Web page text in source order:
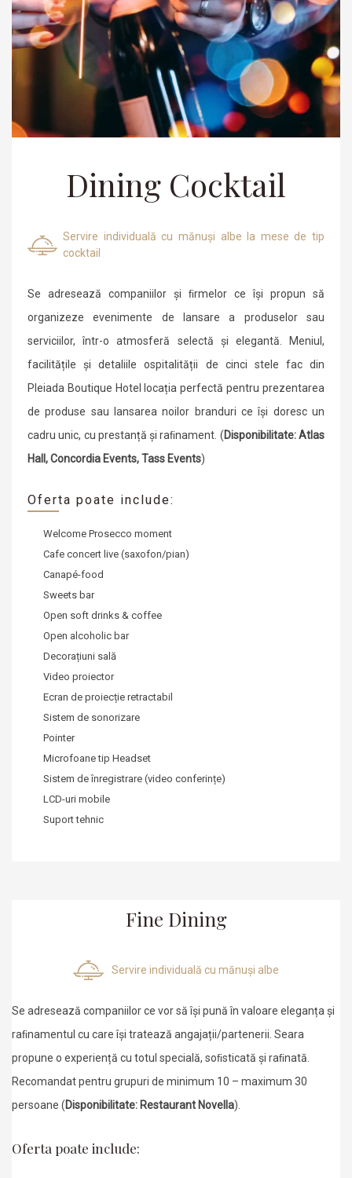
Dining Cocktail
Servire individuală cu mănuși albe la mese de tip
cocktail
Se adresează companiilor și ﬁrmelor ce își propun să
organizeze evenimente de lansare a produselor sau
serviciilor, într-o atmosferă selectă și elegantă. Meniul,
facilitățile și detaliile ospitalității de cinci stele fac din
Pleiada Boutique Hotel locația perfectă pentru prezentarea
de produse sau lansarea noilor branduri ce își doresc un
cadru unic, cu prestanță și raﬁnament. (Disponibilitate: Atlas
Hall, Concordia Events, Tass Events)
Oferta poate include:
Welcome Prosecco moment
Cafe concert live (saxofon/pian)
Canapé-food
Sweets bar
Open soft drinks & coffee
Open alcoholic bar
Decorațiuni sală
Video proiector
Ecran de proiecție retractabil
Sistem de sonorizare
Pointer
Microfoane tip Headset
Sistem de înregistrare (video conferințe)
LCD-uri mobile
Suport tehnic
Fine Dining
Servire individuală cu mănuși albe
Se adresează companiilor ce vor să își pună în valoare eleganța și
raﬁnamentul cu care își tratează angajații/partenerii. Seara
propune o experiență cu totul specială, soﬁsticată și raﬁnată.
Recomandat pentru grupuri de minimum 10 – maximum 30
persoane (Disponibilitate: Restaurant Novella).
Oferta poate include: